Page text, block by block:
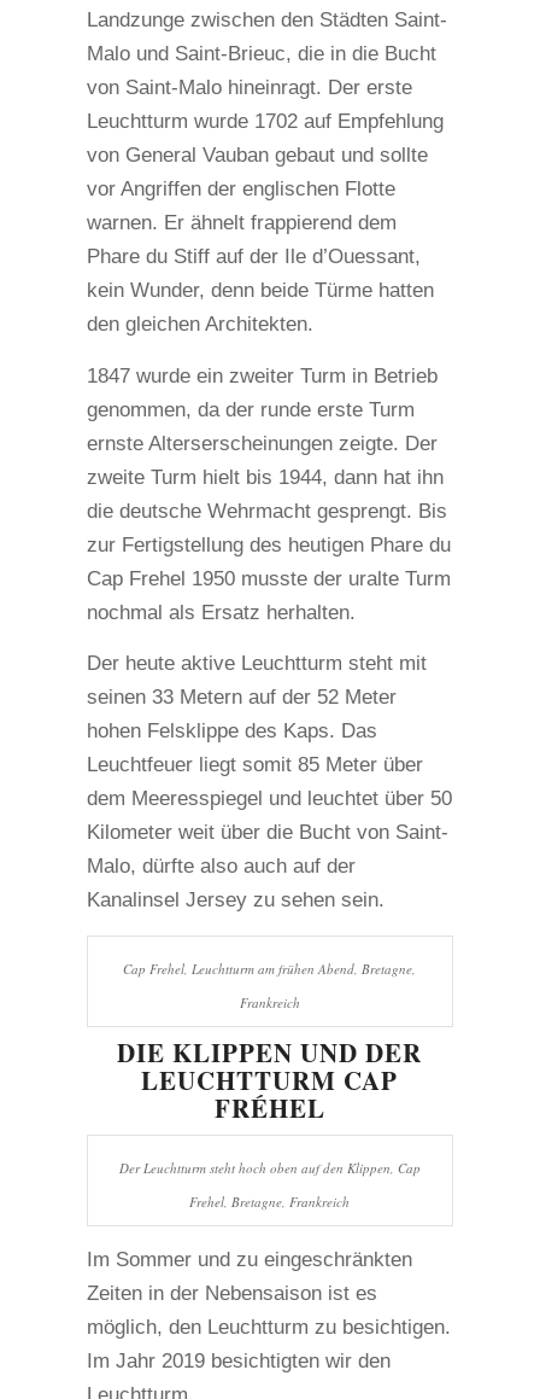
Landzunge zwischen den Städten Saint-
Malo und Saint-Brieuc, die in die Bucht
von Saint-Malo hineinragt. Der erste
Leuchtturm wurde 1702 auf Empfehlung
von General Vauban gebaut und sollte
vor Angriffen der englischen Flotte
warnen. Er ähnelt frappierend dem
Phare du Stiff auf der Ile d’Ouessant,
kein Wunder, denn beide Türme hatten
den gleichen Architekten.
1847 wurde ein zweiter Turm in Betrieb
genommen, da der runde erste Turm
ernste Alterserscheinungen zeigte. Der
zweite Turm hielt bis 1944, dann hat ihn
die deutsche Wehrmacht gesprengt. Bis
zur Fertigstellung des heutigen Phare du
Cap Frehel 1950 musste der uralte Turm
nochmal als Ersatz herhalten.
Der heute aktive Leuchtturm steht mit
seinen 33 Metern auf der 52 Meter
hohen Felsklippe des Kaps. Das
Leuchtfeuer liegt somit 85 Meter über
dem Meeresspiegel und leuchtet über 50
Kilometer weit über die Bucht von Saint-
Malo, dürfte also auch auf der
Kanalinsel Jersey zu sehen sein.
Cap Frehel, Leuchtturm am frühen Abend, Bretagne,
Frankreich
DIE KLIPPEN UND DER
LEUCHTTURM CAP
FRÉHEL
Der Leuchtturm steht hoch oben auf den Klippen, Cap
Frehel, Bretagne, Frankreich
Im Sommer und zu eingeschränkten
Zeiten in der Nebensaison ist es
möglich, den Leuchtturm zu besichtigen.
Im Jahr 2019 besichtigten wir den